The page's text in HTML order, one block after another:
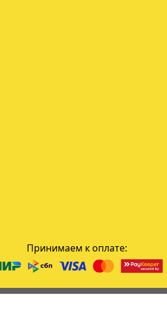
Принимаем к оплате: